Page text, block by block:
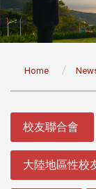
Home
校友聯合會
大陸地區性校